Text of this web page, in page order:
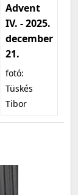
Advent
IV. - 2025.
december
21.
fotó:
Tüskés
Tibor